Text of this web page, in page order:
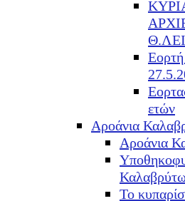
ετών
Αροάνια
Αροάνια
Το